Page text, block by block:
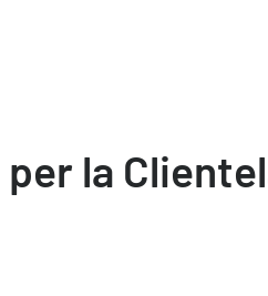
la